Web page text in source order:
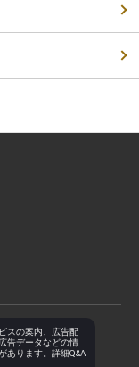
スの案内、広告配
告データなどの情
あります。詳細Q&A